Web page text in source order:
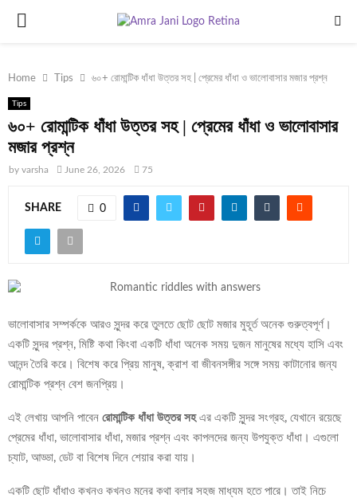
PRIMARY
Home Tips ৬০+ রোমান্টিক ধাঁধা উত্তর সহ | প্রেমের ধাঁধা ও ভালোবাসার মজার প্রশ্ন
Tips
৬০+ রোমান্টিক ধাঁধা উত্তর সহ | প্রেমের ধাঁধা ও ভালোবাসার
মজার প্রশ্ন
by varsha June 26, 2026 75
SHARE 0
ভালোবাসার সম্পর্ককে আরও সুন্দর করে তুলতে ছোট ছোট মজার মুহূর্ত অনেক গুরুত্বপূর্ণ।
একটি সুন্দর প্রশ্ন, মিষ্টি কথা কিংবা একটি ধাঁধা অনেক সময় দুজন মানুষের মধ্যে হাসি এবং
আনন্দ তৈরি করে। বিশেষ করে প্রিয় মানুষ, ক্রাশ বা জীবনসঙ্গীর সঙ্গে সময় কাটানোর জন্য
রোমান্টিক প্রশ্ন বেশ জনপ্রিয়।
এই লেখায় আপনি পাবেন রোমান্টিক ধাঁধা উত্তর সহএর একটি সুন্দর সংগ্রহ, যেখানে রয়েছে
প্রেমের ধাঁধা, ভালোবাসার ধাঁধা, মজার প্রশ্ন এবং কাপলদের জন্য উপযুক্ত ধাঁধা। এগুলো
চ্যাট, আড্ডা, ডেট বা বিশেষ দিনে শেয়ার করা যায়।
একটি ছোট ধাঁধাও কখনও কখনও মনের কথা বলার সহজ মাধ্যম হতে পারে। তাই নিচে